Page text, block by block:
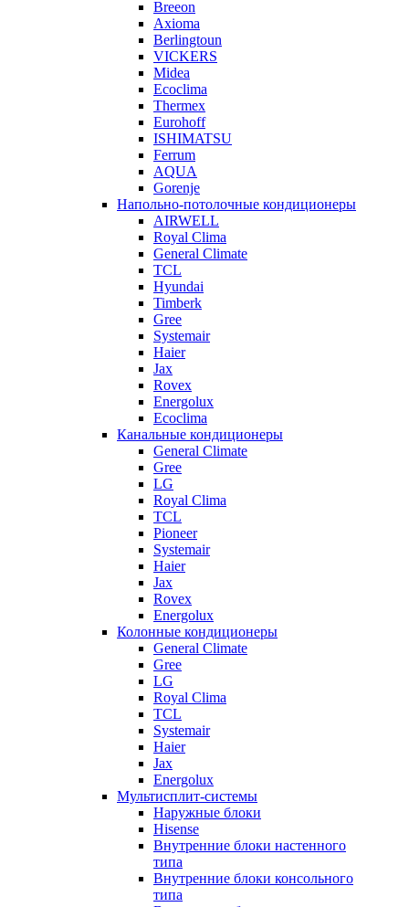
Breeon
Axioma
Berlingtoun
VICKERS
Midea
Ecoclima
Thermex
Eurohoff
ISHIMATSU
Ferrum
AQUA
Gorenje
Напольно-потолочные кондиционеры
AIRWELL
Royal Clima
General Climate
TCL
Hyundai
Timberk
Gree
Systemair
Haier
Jax
Rovex
Energolux
Ecoclima
Канальные кондиционеры
General Climate
Gree
LG
Royal Clima
TCL
Pioneer
Systemair
Haier
Jax
Rovex
Energolux
Колонные кондиционеры
General Climate
Gree
LG
Royal Clima
TCL
Systemair
Haier
Jax
Energolux
Мультисплит-системы
Наружные блоки
Hisense
Внутренние блоки настенного
типа
Внутренние блоки консольного
типа